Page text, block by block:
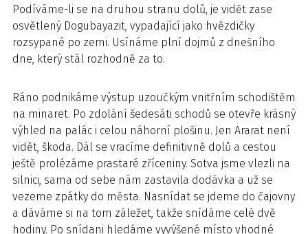
Podíváme-li se na druhou stranu dolů, je vidět zase
osvětlený Dogubayazit, vypadající jako hvězdičky
rozsypané po zemi. Usínáme plní dojmů z dnešního
dne, který stál rozhodně za to.
Ráno podnikáme výstup uzoučkým vnitřním schodištěm
na minaret. Po zdolání šedesáti schodů se otevře krásný
výhled na palác i celou náhorní plošinu. Jen Ararat není
vidět, škoda. Dál se vracíme definitivně dolů a cestou
ještě prolézáme prastaré zříceniny. Sotva jsme vlezli na
silnici, sama od sebe nám zastavila dodávka a už se
vezeme zpátky do města. Nasnídat se jdeme do čajovny
a dáváme si na tom záležet, takže snídáme celé dvě
hodiny. Po snídani hledáme vyvýšené místo vhodné